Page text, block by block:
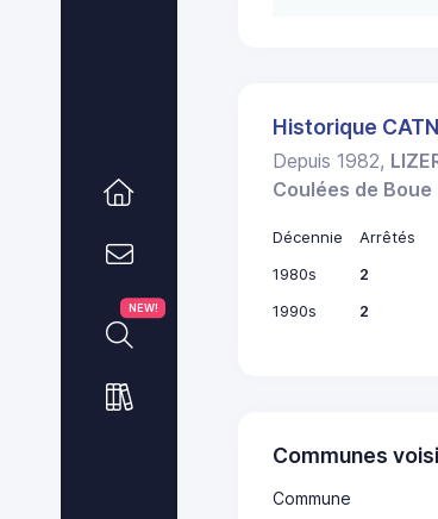
NEW!
Historique
Depuis 1982,
Coulées de Boue
Décennie
Arrêtés
1980s
2
1990s
2
Communes
Commune